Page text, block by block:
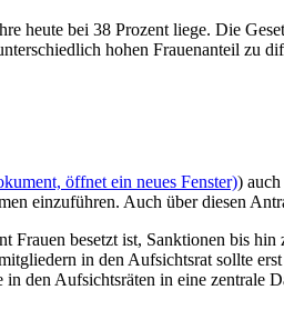
heute bei 38 Prozent liege. Die
hohen Frauenanteil zu
öffnet ein neues Fenster))
einzuführen. Auch über diesen
besetzt ist, Sanktionen bis
in den Aufsichtsrat sollte
den Aufsichtsräten in eine zentrale